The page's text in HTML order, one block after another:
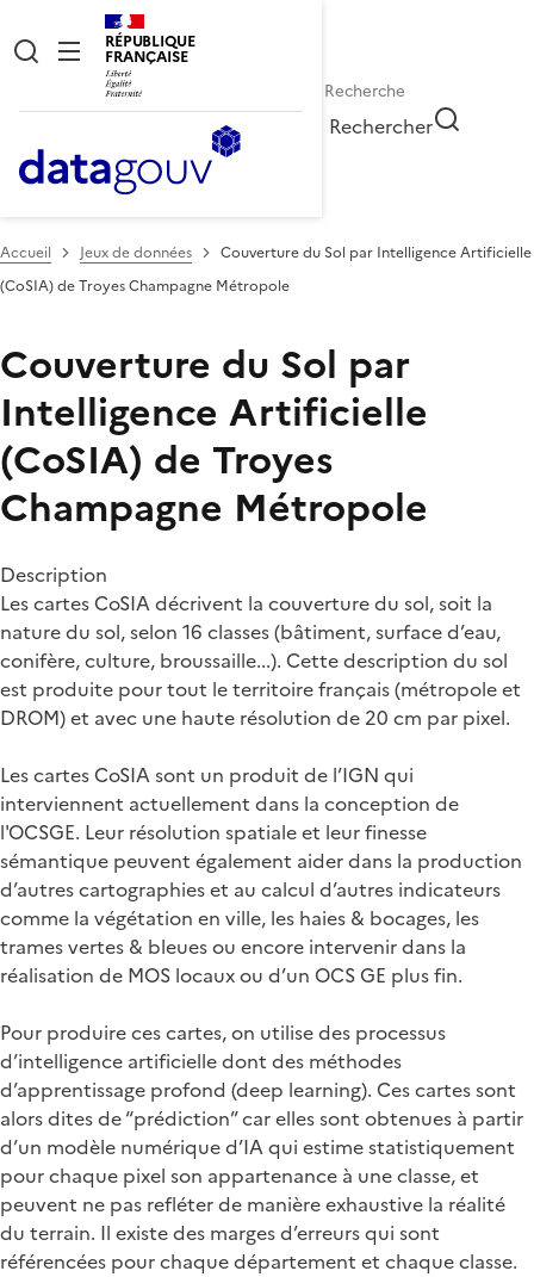
RÉPUBLIQUE
FRANÇAISE
Rechercher
Accueil Jeux de données
Couverture du Sol par Intelligence Artificielle
(CoSIA) de Troyes Champagne Métropole
Couverture du Sol par
Intelligence Artificielle
(CoSIA) de Troyes
Champagne Métropole
Description
Les cartes CoSIA décrivent la couverture du sol, soit la
nature du sol, selon 16 classes (bâtiment, surface d’eau,
conifère, culture, broussaille...). Cette description du sol
est produite pour tout le territoire français (métropole et
DROM) et avec une haute résolution de 20 cm par pixel.
Les cartes CoSIA sont un produit de l’IGN qui
interviennent actuellement dans la conception de
l'OCSGE. Leur résolution spatiale et leur finesse
sémantique peuvent également aider dans la production
d’autres cartographies et au calcul d’autres indicateurs
comme la végétation en ville, les haies & bocages, les
trames vertes & bleues ou encore intervenir dans la
réalisation de MOS locaux ou d’un OCS GE plus fin.
Pour produire ces cartes, on utilise des processus
d’intelligence artificielle dont des méthodes
d’apprentissage profond (deep learning). Ces cartes sont
alors dites de “prédiction” car elles sont obtenues à partir
d’un modèle numérique d’IA qui estime statistiquement
pour chaque pixel son appartenance à une classe, et
peuvent ne pas refléter de manière exhaustive la réalité
du terrain. Il existe des marges d’erreurs qui sont
référencées pour chaque département et chaque classe.